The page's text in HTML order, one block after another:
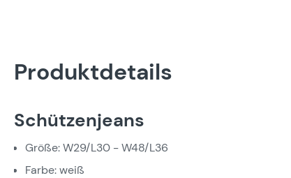
Produktdetails
Schützenjeans
Größe: W29/L30 - W48/L36
Farbe: weiß